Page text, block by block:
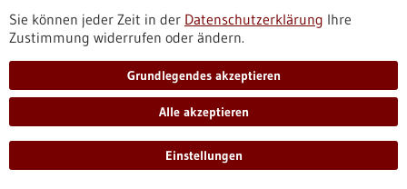
its molecular quantum technology.
https://www.gesundheitsindustrie-
bw.de/fachbeitrag/pm/nvision-expands-quantum-sensing-
quantum-computing-accelerate-discovery-and-validation-
new-therapies
Sie können jeder Zeit in der Datenschutzerklärung Ihre
Zustimmung widerrufen oder ändern.
Grundlegendes akzeptieren
Alle akzeptieren
Einstellungen